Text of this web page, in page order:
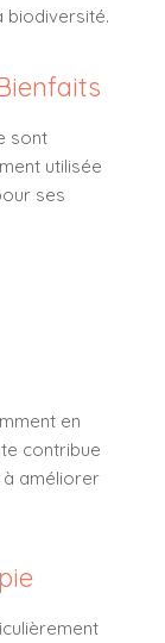
biodiversité.
sont
utilisée
ses
en
contribue
améliorer